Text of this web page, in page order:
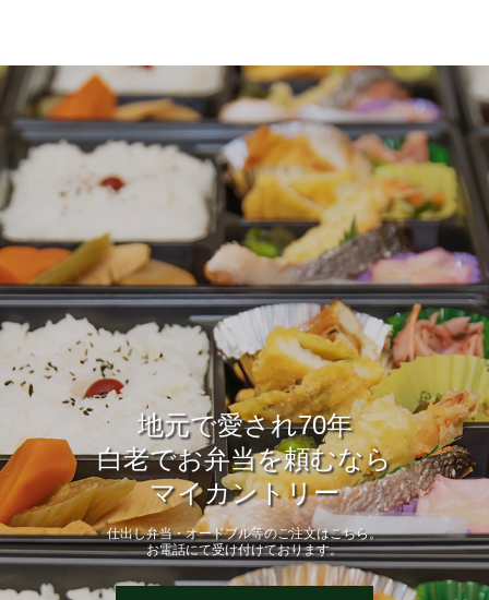
地元で愛され70年
白老でお弁当を頼むなら
マイカントリー
仕出し弁当・オードブル等のご注文はこちら。
お電話にて受け付けております。